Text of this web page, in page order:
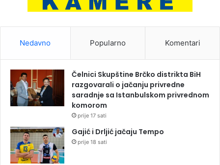
Nedavno Popularno Komentari
Čelnici Skupštine Brčko distrikta BiH
razgovarali o jačanju privredne
saradnje sa Istanbulskom privrednom
komorom
prije 17 sati
Gajić i Drljić jačaju Tempo
prije 18 sati